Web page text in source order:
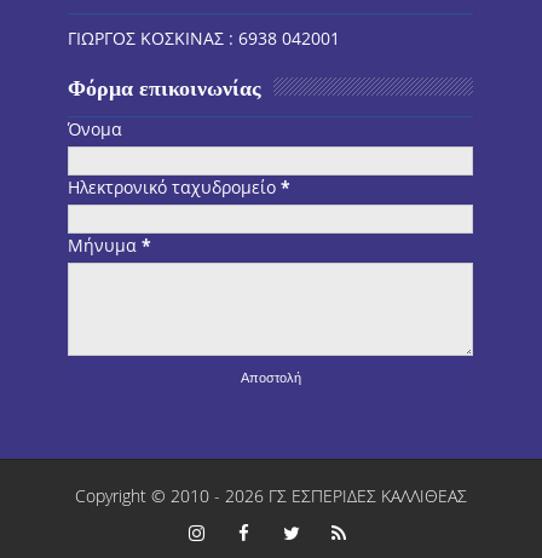
ΓΙΩΡΓΟΣ ΚΟΣΚΙΝΑΣ : 6938 042001
Φόρμα επικοινωνίας
Όνομα
Ηλεκτρονικό ταχυδρομείο*
Μήνυμα*
Copyright © 2010 - 2026 ΓΣ ΕΣΠΕΡΙΔΕΣ ΚΑΛΛΙΘΕΑΣ